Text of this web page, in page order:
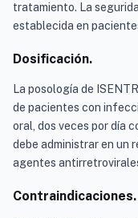
tratamiento. La
establecida en
Dosificación.
La posología de
de pacientes con
oral, dos veces por día
debe administrar en un
agentes
Contraindicaciones.